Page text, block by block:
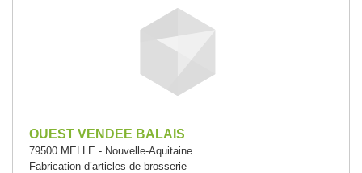
OUEST VENDEE BALAIS
79500 MELLE - Nouvelle-Aquitaine
Fabrication d’articles de brosserie